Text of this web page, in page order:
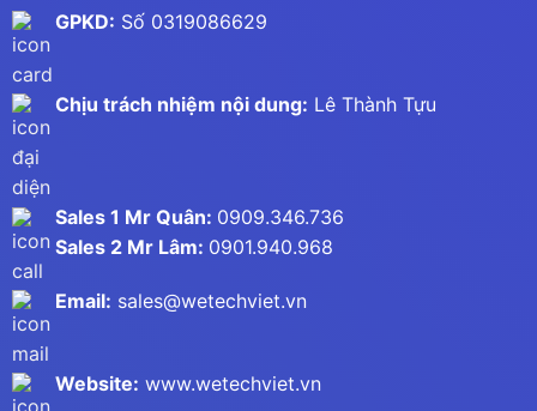
GPKD: Số 0319086629
Chịu trách nhiệm nội dung: Lê Thành Tựu
Sales 1 Mr Quân: 0909.346.736
Sales 2 Mr Lâm: 0901.940.968
Email: sales@wetechviet.vn
Website: www.wetechviet.vn